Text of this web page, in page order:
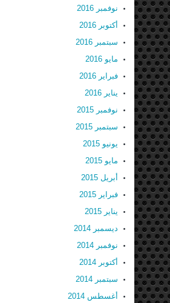
نوفمبر 2016
أكتوبر 2016
سبتمبر 2016
مايو 2016
فبراير 2016
يناير 2016
نوفمبر 2015
سبتمبر 2015
يونيو 2015
مايو 2015
أبريل 2015
فبراير 2015
يناير 2015
ديسمبر 2014
نوفمبر 2014
أكتوبر 2014
سبتمبر 2014
أغسطس 2014